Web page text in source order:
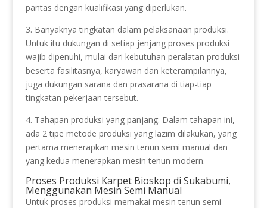
pantas dengan kualifikasi yang diperlukan.
3. Banyaknya tingkatan dalam pelaksanaan produksi.
Untuk itu dukungan di setiap jenjang proses produksi
wajib dipenuhi, mulai dari kebutuhan peralatan produksi
beserta fasilitasnya, karyawan dan keterampilannya,
juga dukungan sarana dan prasarana di tiap-tiap
tingkatan pekerjaan tersebut.
4. Tahapan produksi yang panjang. Dalam tahapan ini,
ada 2 tipe metode produksi yang lazim dilakukan, yang
pertama menerapkan mesin tenun semi manual dan
yang kedua menerapkan mesin tenun modern.
Proses Produksi Karpet Bioskop di Sukabumi,
Menggunakan Mesin Semi Manual
Untuk proses produksi memakai mesin tenun semi